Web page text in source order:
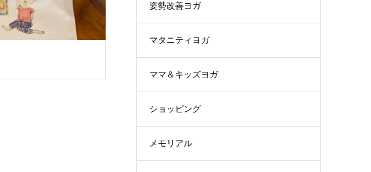
姿勢改善ヨガ
マタニティヨガ
ママ＆キッズヨガ
ショッピング
メモリアル